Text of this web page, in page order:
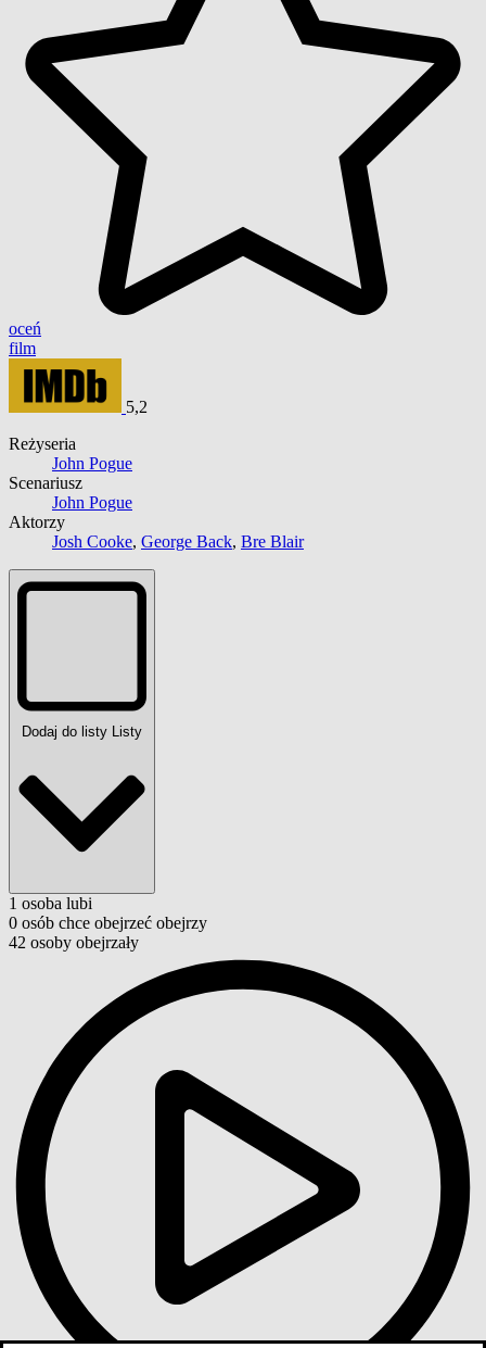
oceń
film
5,2
Reżyseria
John Pogue
Scenariusz
John Pogue
Aktorzy
Josh Cooke, George Back, Bre Blair
Dodaj do listy Listy
1 osoba lubi
0 osób chce obejrzeć obejrzy
42 osoby obejrzały